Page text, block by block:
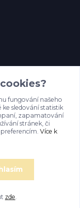
volám zpět
fungování našeho
sledování statistik
zapamatování
stránek, či
Více k
zde